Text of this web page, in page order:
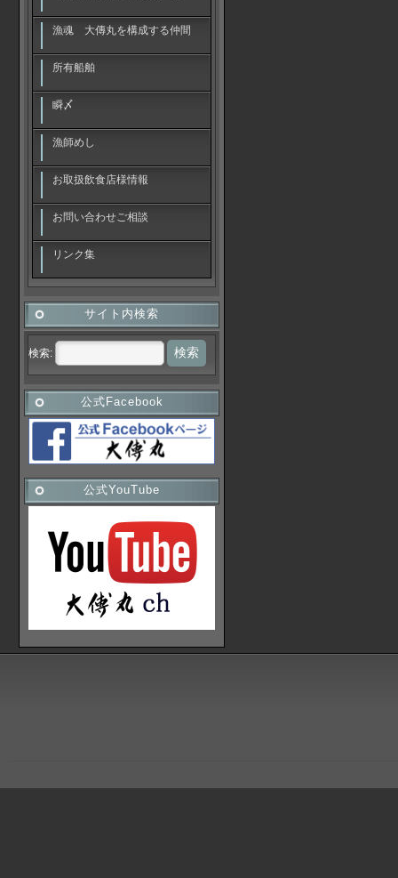
漁魂 大傳丸を構成する仲間
所有船舶
瞬〆
漁師めし
お取扱飲食店様情報
お問い合わせご相談
リンク集
サイト内検索
検索:
公式Facebook
公式YouTube